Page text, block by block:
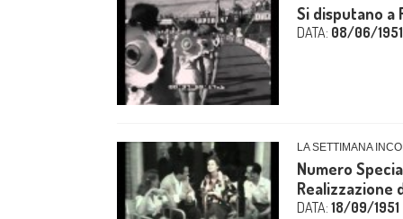
Si disputano a
DATA: 08/06/1951
LA SETTIMANA
Numero
Realizzazione
DATA: 18/09/1951